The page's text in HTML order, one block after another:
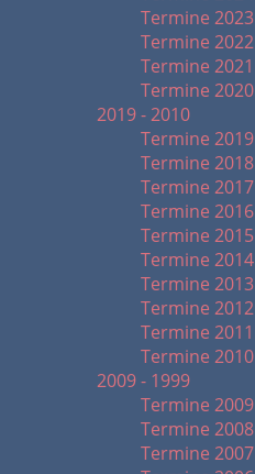
Termine 2023
Termine 2022
Termine 2021
Termine 2020
2019 - 2010
Termine 2019
Termine 2018
Termine 2017
Termine 2016
Termine 2015
Termine 2014
Termine 2013
Termine 2012
Termine 2011
Termine 2010
2009 - 1999
Termine 2009
Termine 2008
Termine 2007